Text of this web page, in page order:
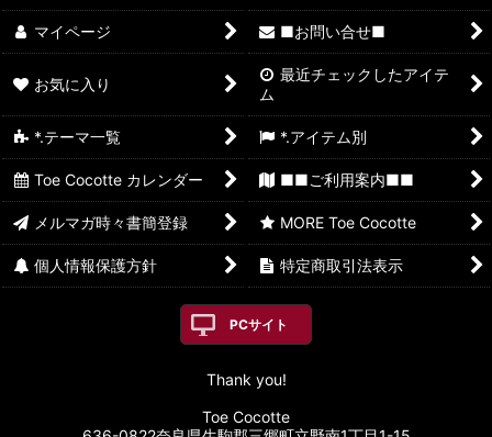
マイページ ■お問い合せ■
お気に入り
最近チェックしたアイテ
ム
*.テーマ一覧 *.アイテム別
Toe Cocotte カレンダー ■■ご利用案内■■
メルマガ時々書簡登録 MORE Toe Cocotte
個人情報保護方針 特定商取引法表示
PCサイト
Thank you!
Toe Cocotte